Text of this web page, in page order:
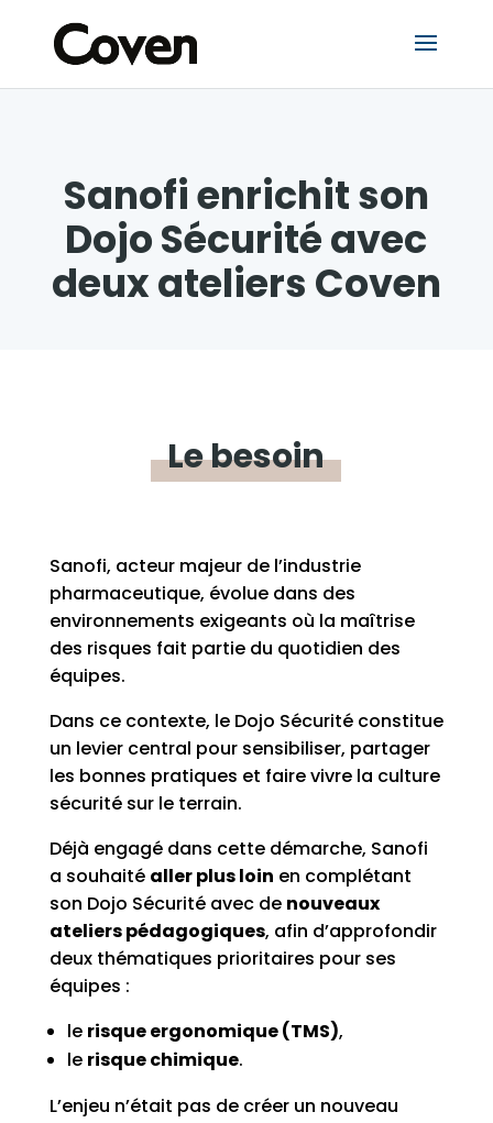
Sanofi enrichit son
Dojo Sécurité avec
deux ateliers Coven
Lebesoin
Sanofi, acteur majeur de l’industrie
pharmaceutique, évolue dans des
environnements exigeants où la maîtrise
des risques fait partie du quotidien des
équipes.
Dans ce contexte, le Dojo Sécurité constitue
un levier central pour sensibiliser, partager
les bonnes pratiques et faire vivre la culture
sécurité sur le terrain.
Déjà engagé dans cette démarche, Sanofi
a souhaité aller plus loin en complétant
son Dojo Sécurité avec de nouveaux
ateliers pédagogiques, afin d’approfondir
deux thématiques prioritaires pour ses
équipes :
le risque ergonomique (TMS),
le risque chimique.
L’enjeu n’était pas de créer un nouveau